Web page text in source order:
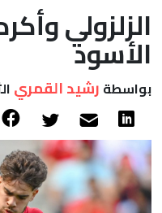
الزلزولي
الأسود
بواسطة رشيد القمري